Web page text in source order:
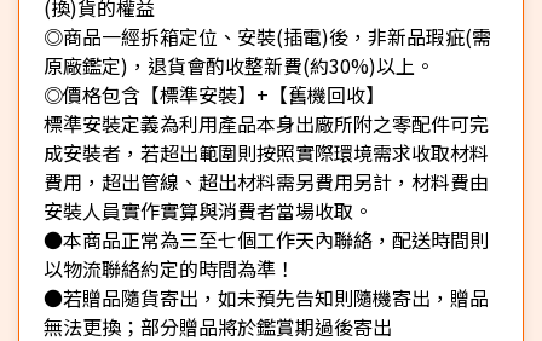
(換)貨的權益
◎商品一經拆箱定位、安裝(插電)後，非新品瑕疵(需
原廠鑑定)，退貨會酌收整新費(約30%)以上。
◎價格包含【標準安裝】+【舊機回收】
標準安裝定義為利用產品本身出廠所附之零配件可完
成安裝者，若超出範圍則按照實際環境需求收取材料
費用，超出管線、超出材料需另費用另計，材料費由
安裝人員實作實算與消費者當場收取。
●本商品正常為三至七個工作天內聯絡，配送時間則
以物流聯絡約定的時間為準！
●若贈品隨貨寄出，如未預先告知則隨機寄出，贈品
無法更換；部分贈品將於鑑賞期過後寄出